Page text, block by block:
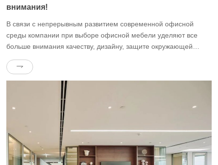
внимания!
В связи с непрерывным развитием современной офисной
среды компании при выборе офисной мебели уделяют все
больше внимания качеству, дизайну, защите окружающей
среды и интеллектуальному подходу.В 2026 году особенно
важно выбрать надежную фабрику офисной мебели.Сегодня я
порекомендую вам несколько фабрик офисной мебели,
заслуживающих вашего внимания, в том числе Dongguan
Qoros Furniture Co., Ltd. (Wenyi Furniture). < […]